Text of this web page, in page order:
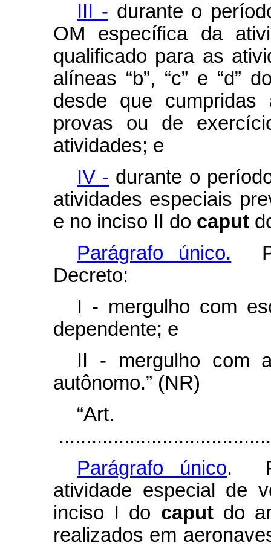
III - durante o
OM específica da
qualificado para as
alíneas “b”, “c” e “d”
desde que
provas ou de
atividades; e
IV - durante o
atividades especiais
e no inciso II do caput
Parágrafo único.
Decreto:
I - mergulho com
dependente; e
II - mergulho com
autônomo.” (NR)
Parágrafo único.
atividade especial de
inciso I do caputdo
realizados em